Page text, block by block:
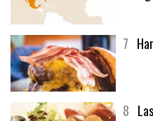
7
8